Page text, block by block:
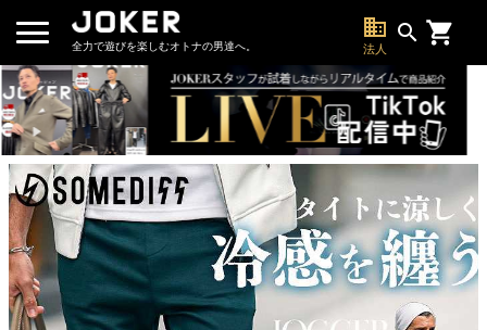
全力で遊びを楽しむオトナの男達へ。
business
法人
search